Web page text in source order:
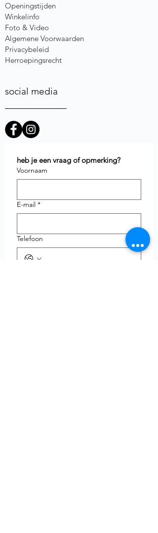
Openingstijden
Winkelinfo
Foto & Video
Algemene Voorwaarden
Privacybeleid
Herroepingsrecht
social media
heb je een vraag of opmerking?
Voornaam
E-mail *
Telefoon